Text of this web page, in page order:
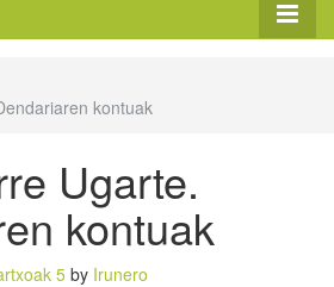
kontuak
Ugarte.
kontuak
5 by Irunero